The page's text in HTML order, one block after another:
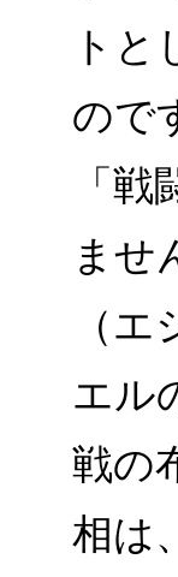
ト
ので
「
ませ
（
エル
戦の
相は